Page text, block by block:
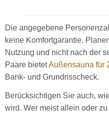
Die angegebene
keine Komfortgarantie.
Nutzung und nicht nach der
Paare bietetAußensauna für
Bank- und Grundrisscheck.
Berücksichtigen Sie auch,
wird. Wer meist allein oder